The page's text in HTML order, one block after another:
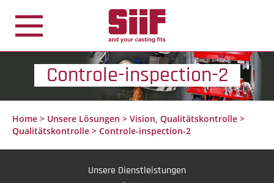
Controle-inspection-2
Home > Unsere Lösungen > Vision, Qualitätskontrolle >
Qualitätskontrolle > Controle-inspection-2
Unsere Dienstleistungen